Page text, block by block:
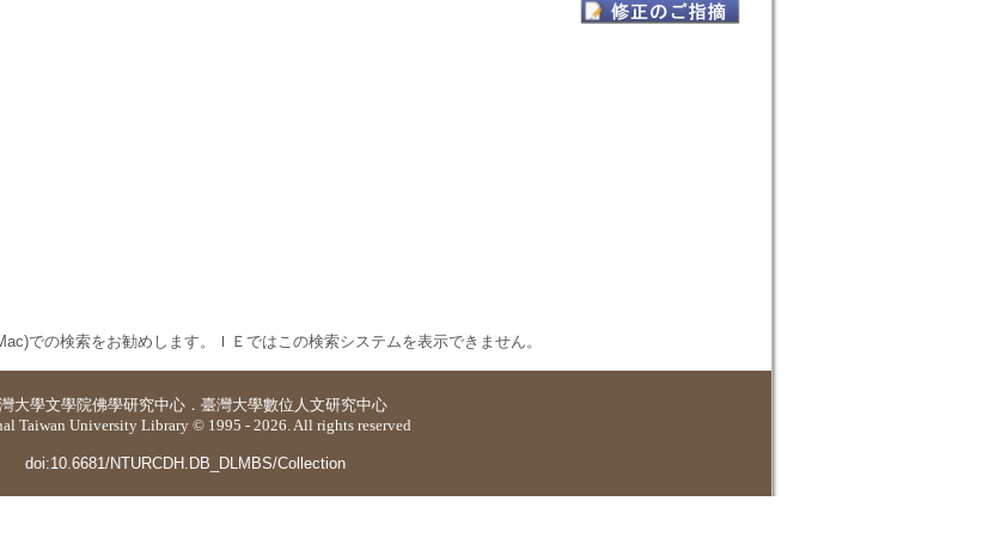
での検索をお勧めします。ＩＥではこの検索システムを表示できません。
大學文學院佛學研究中心 ． 臺灣大學數位人文研究中心
Taiwan University Library © 1995 - 2026. All rights reserved
doi:10.6681/NTURCDH.DB_DLMBS/Collection